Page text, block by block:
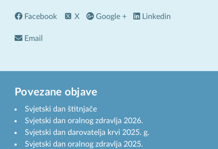
Facebook X Google + Linkedin
Email
Povezane objave
Svjetski dan štitnjače
Svjetski dan oralnog zdravlja 2026.
Svjetski dan darovatelja krvi 2025. g.
Svjetski dan oralnog zdravlja 2025.